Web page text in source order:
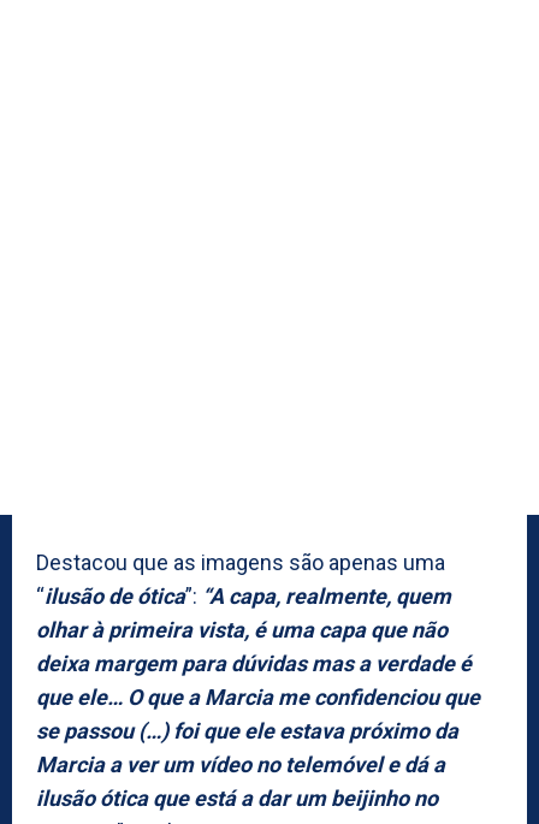
Destacou que as imagens são apenas uma
“ilusão de ótica”: “A capa, realmente, quem
olhar à primeira vista, é uma capa que não
deixa margem para dúvidas mas a verdade é
que ele… O que a Marcia me confidenciou que
se passou (…) foi que ele estava próximo da
Marcia a ver um vídeo no telemóvel e dá a
ilusão ótica que está a dar um beijinho no